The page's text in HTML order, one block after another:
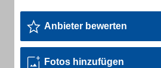
Anbieter bewerten
Fotos hinzufügen